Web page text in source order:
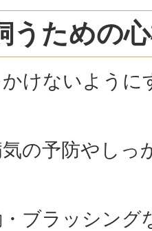
うための
かけないように
の予防やしっ
ブラッシング